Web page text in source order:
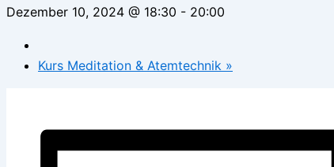
Dezember 10, 2024 @ 18:30 - 20:00
Kurs Meditation & Atemtechnik »